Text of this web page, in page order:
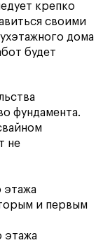
крепко
своими
дома
будет
фундамента.
не
этажа
и первым
этажа